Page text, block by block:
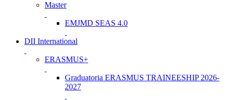
Master
EMJMD SEAS 4.0
DII International
ERASMUS+
Graduatoria ERASMUS TRAINEESHIP 2026-
2027